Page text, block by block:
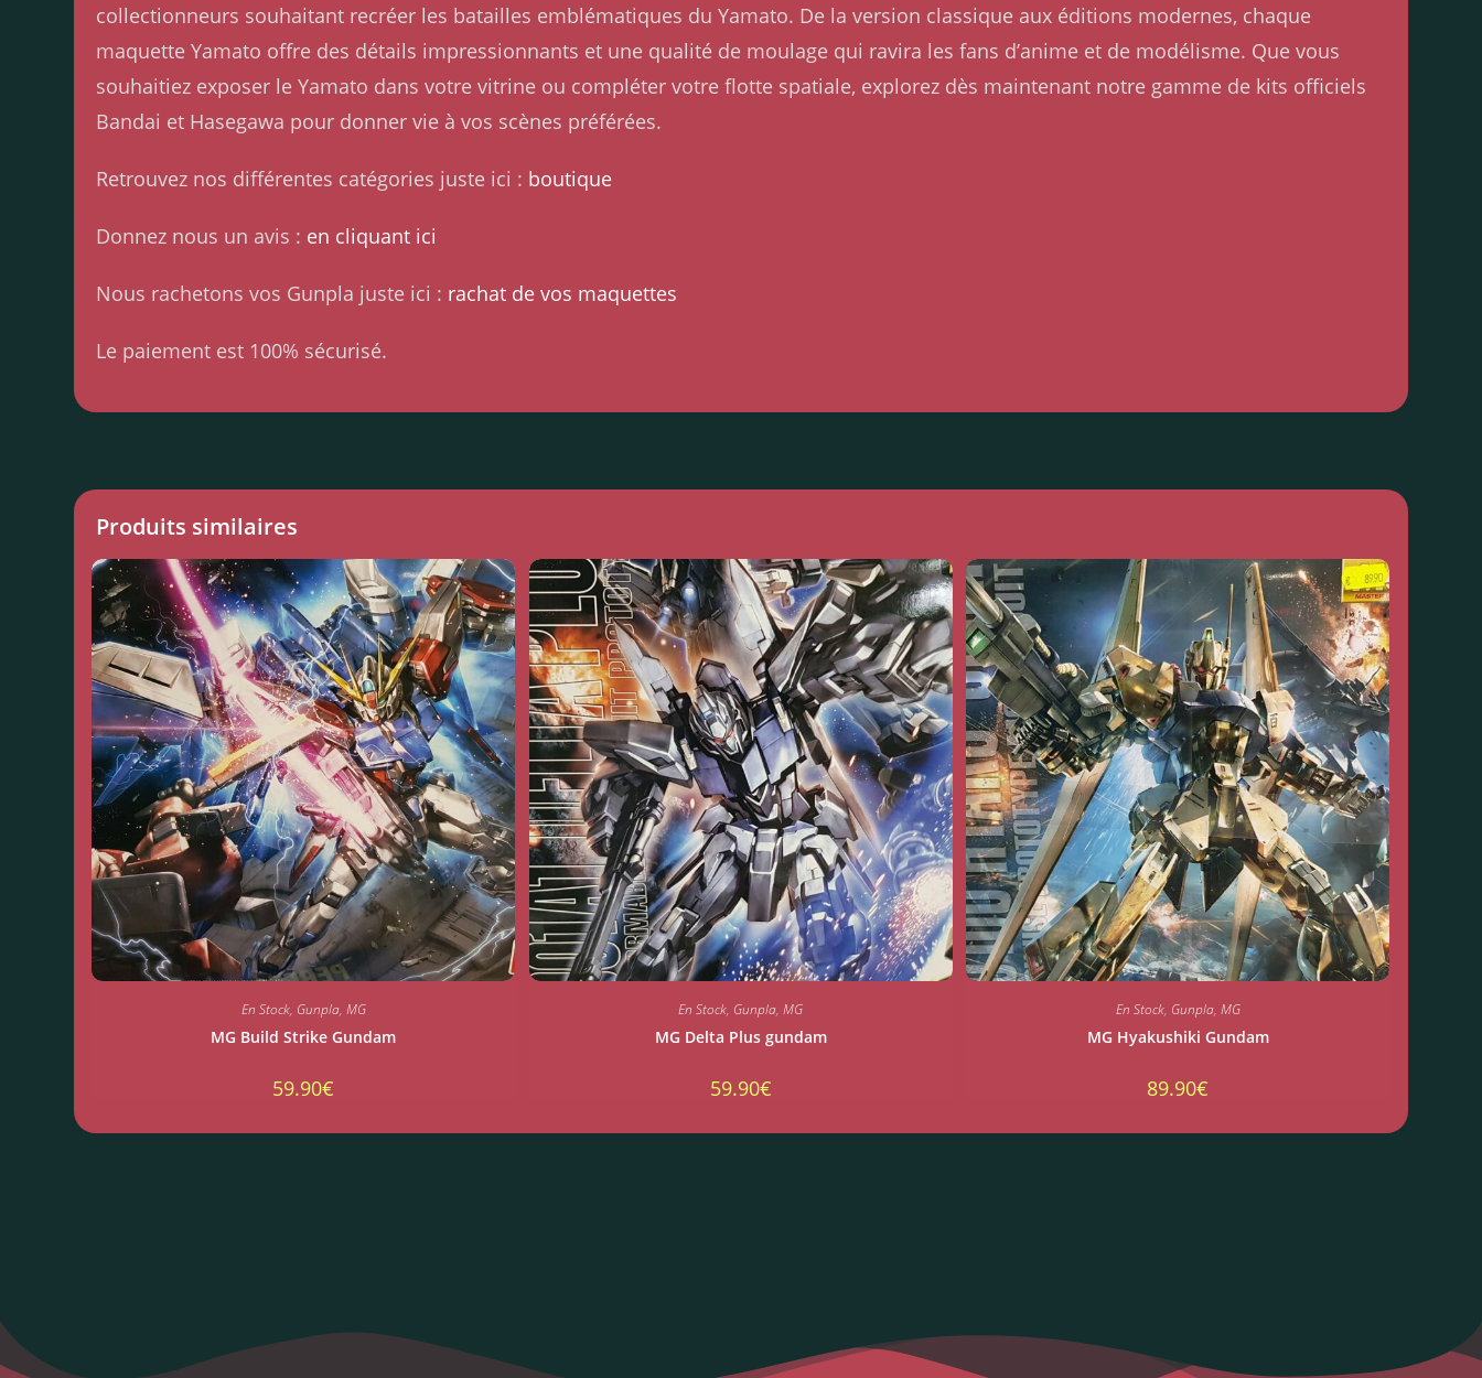
collectionneurs souhaitant recréer les batailles emblématiques du Yamato. De la version classique aux éditions modernes, chaque
maquette Yamato offre des détails impressionnants et une qualité de moulage qui ravira les fans d’anime et de modélisme. Que vous
souhaitiez exposer le Yamato dans votre vitrine ou compléter votre flotte spatiale, explorez dès maintenant notre gamme de kits officiels
Bandai et Hasegawa pour donner vie à vos scènes préférées.
Retrouvez nos différentes catégories juste ici : boutique
Donnez nous un avis : en cliquant ici
Nous rachetons vos Gunpla juste ici : rachat de vos maquettes
Le paiement est 100% sécurisé.
Produits similaires
En Stock, Gunpla, MG
MG Build Strike Gundam
59.90€
En Stock, Gunpla,MG
MG Delta Plus gundam
59.90€
En Stock, Gunpla, MG
MG Hyakushiki Gundam
89.90€